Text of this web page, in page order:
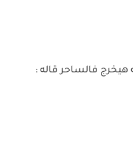
هيخرج فالساحر قاله :